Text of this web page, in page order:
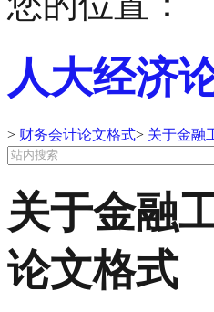
人大经济
> 财务会计论文格式> 关于金融
关于金融
论文格式